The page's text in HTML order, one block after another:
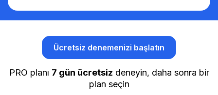
Ücretsiz denemenizi başlatın
PRO planı 7 gün ücretsiz deneyin, daha sonra bir
plan seçin